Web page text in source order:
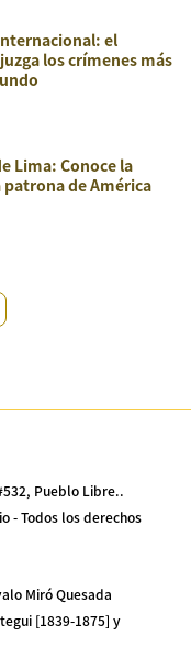
el
los crímenes más
Lima: Conoce la
de América
Pueblo Libre..
- Todos los derechos
Miró Quesada
[1839-1875] y